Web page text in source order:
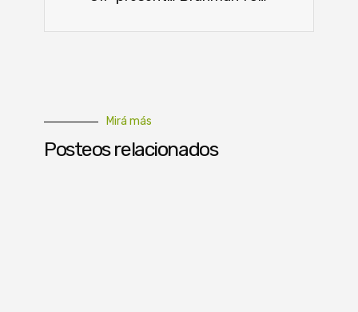
Mirá más
Posteos relacionados